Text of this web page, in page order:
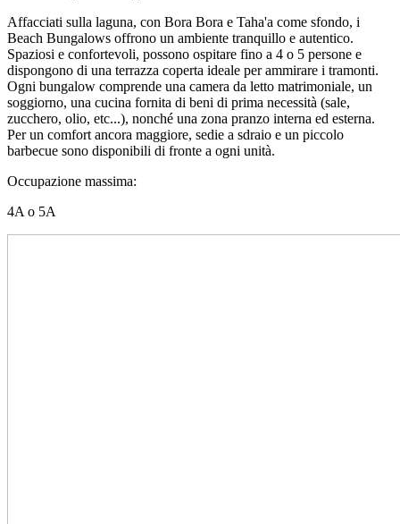
Affacciati sulla laguna, con Bora Bora e Taha'a come sfondo, i
Beach Bungalows offrono un ambiente tranquillo e autentico.
Spaziosi e confortevoli, possono ospitare fino a 4 o 5 persone e
dispongono di una terrazza coperta ideale per ammirare i tramonti.
Ogni bungalow comprende una camera da letto matrimoniale, un
soggiorno, una cucina fornita di beni di prima necessità (sale,
zucchero, olio, etc...), nonché una zona pranzo interna ed esterna.
Per un comfort ancora maggiore, sedie a sdraio e un piccolo
barbecue sono disponibili di fronte a ogni unità.
Occupazione massima:
4A o 5A